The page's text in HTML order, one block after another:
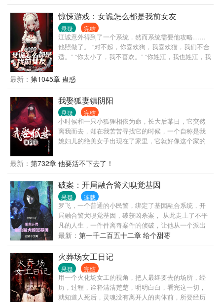
惊悚游戏：女诡怎么都是我前女友
悬疑 完结
江诚意外得到了一个系统，然而系统需要他攻略……
他照做了。 “对不起，你喜欢狗，我喜欢猫，我们不合
适。” “你太小了，我不喜欢。” “你姓江，我也姓江，我
时候，以前攻略的女生都因各种意外而去世。 然而，
等他全部攻略成功以后，系统彻底消失了，直到诡异
复苏，惊悚游戏降临世间…… "听闻封魂村的那位嫁衣
诡王美艳绝伦。" "听说江城的红衣诡王特别漂亮。" 江
诚懵了，他好像都认识？
最新： 第1045章 蛊惑
我娶狐妻镇阴阳
悬疑 完结
小时候和一只小狐狸相依为命，长大后某日，它突然
离我而去，却在我苦苦寻找它的时候，一个自称是我
媳妇儿的绝美女子出现在了家里，它就好像这个家的
最新： 第732章 他要活不下去了！
破案：开局融合警犬嗅觉基因
悬疑 连载
罗飞，一个普通的小民警，绑定了基因融合系统，开
局融合警犬嗅觉基因，破获凶杀案， 从此走上了不平
凡的人生，一件件离奇案件的侦破，让他从一个派出
所小民警一步步走上了顶峰。
最新： 第一千二百五十二章 给个甜枣
火葬场女工日记
悬疑 完结
用一个火化场女工的视角，把人最终要去的场所，经
历，过程，诠释清清楚楚，明明白白，看完这一切，
就知道人死后，灵魂没有离开人的肉体前，所要经历